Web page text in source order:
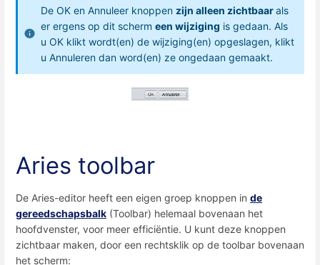
De OK en Annuleer knoppen zijn alleen zichtbaarals
er ergens op dit scherm een wijziging is gedaan. Als
u OK klikt wordt(en) de wijziging(en) opgeslagen, klikt
u Annuleren dan word(en) ze ongedaan gemaakt.
Aries toolbar
De Aries-editor heeft een eigen groep knoppen in de
gereedschapsbalk (Toolbar) helemaal bovenaan het
hoofdvenster, voor meer efficiëntie. U kunt deze knoppen
zichtbaar maken, door een rechtsklik op de toolbar bovenaan
het scherm: